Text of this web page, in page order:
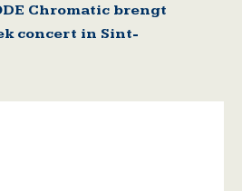
Chromatic brengt
concert in Sint-